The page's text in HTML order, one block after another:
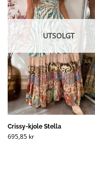
UTSOLGT
Crissy-kjole Stella
695,85 kr